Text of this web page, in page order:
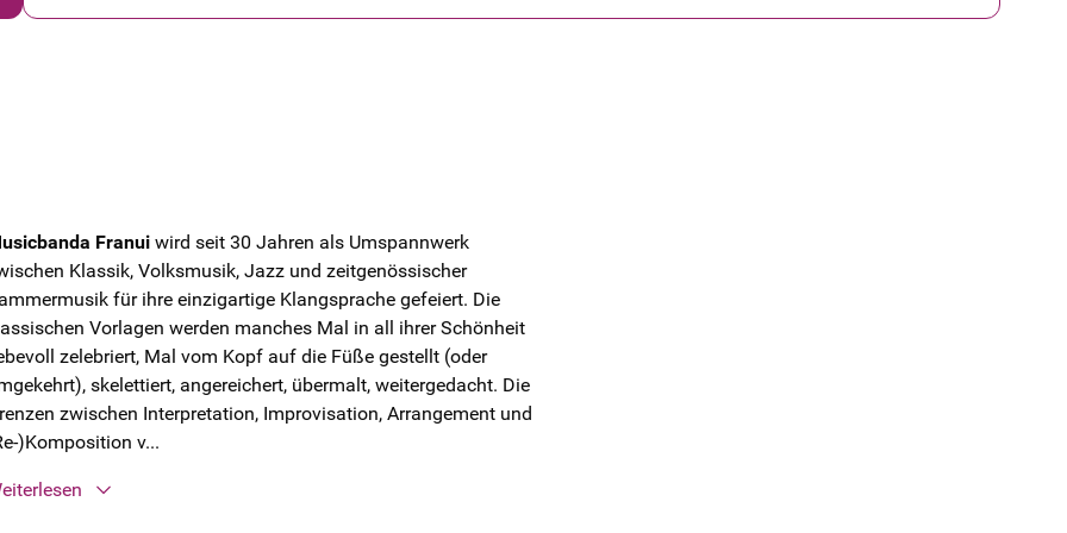
Franui wird seit 30 Jahren als Umspannwerk
Klassik, Volksmusik, Jazz und zeitgenössischer
für ihre einzigartige Klangsprache gefeiert. Die
Vorlagen werden manches Mal in all ihrer Schönheit
zelebriert, Mal vom Kopf auf die Füße gestellt (oder
skelettiert, angereichert, übermalt, weitergedacht. Die
zwischen Interpretation, Improvisation, Arrangement und
)Komposition v...